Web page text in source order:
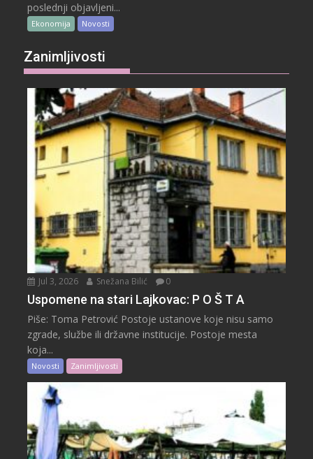
poslednji objavljeni...
Ekonomija Novosti
Zanimljivosti
Jul 3, 2026 Snežana Bilić 0
Uspomene na stari Lajkovac: P O Š T A
Piše: Toma Petrović Postoje ustanove koje nisu samo
zgrade, službe ili državne institucije. Postoje mesta
koja...
Novosti Zanimljivosti